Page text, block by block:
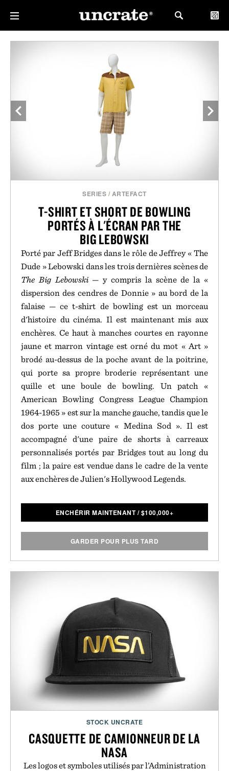
SERIES / ARTEFACT
T-SHIRT ET SHORT DE BOWLING
PORTÉS À L'ÉCRAN PAR THE
BIG LEBOWSKI
Porté par Jeff Bridges dans le rôle de Jeffrey « The
Dude » Lebowski dans les trois dernières scènes de
The Big Lebowski— y compris la scène de la «
dispersion des cendres de Donnie » au bord de la
falaise — ce t-shirt de bowling est un morceau
d'histoire du cinéma. Il est maintenant mis aux
enchères. Ce haut à manches courtes en rayonne
jaune et marron vintage est orné du mot « Art »
brodé au-dessus de la poche avant de la poitrine,
qui porte sa propre broderie représentant une
quille et une boule de bowling. Un patch «
American Bowling Congress League Champion
1964-1965 » est sur la manche gauche, tandis que le
dos porte une couture « Medina Sod ». Il est
accompagné d'une paire de shorts à carreaux
personnalisés portés par Bridges tout au long du
film ; la paire est vendue dans le cadre de la vente
aux enchères de Julien's Hollywood Legends.
ENCHÉRIR MAINTENANT /$100,000+
GARDER POUR PLUS TARD
STOCK UNCRATE
CASQUETTE DE CAMIONNEUR DE LA
NASA
Les logos et symboles utilisés par l’Administration